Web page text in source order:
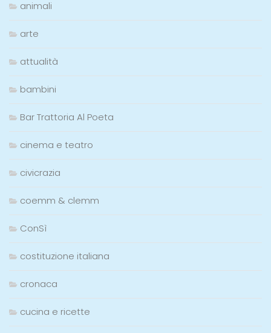
animali
arte
attualità
bambini
Bar Trattoria Al Poeta
cinema e teatro
civicrazia
coemm & clemm
ConSì
costituzione italiana
cronaca
cucina e ricette